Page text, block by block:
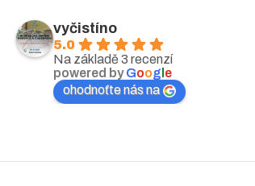
vyčistíno
5.0
Na základě 3 recenzí
powered byGoog e
ohodnoťte nás na